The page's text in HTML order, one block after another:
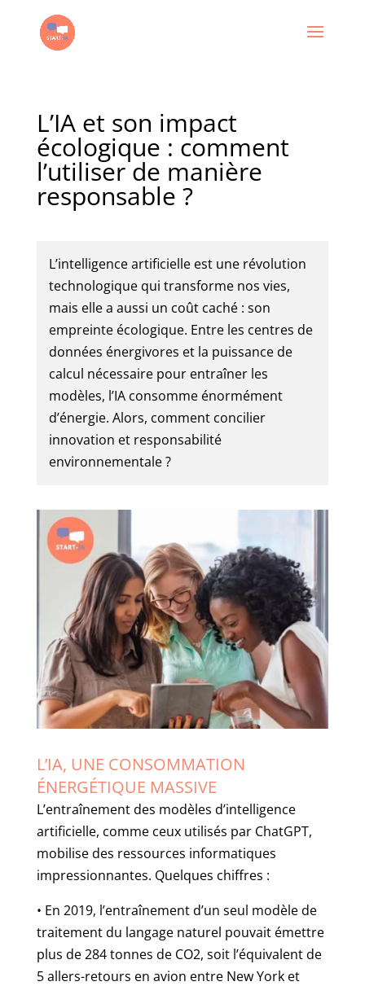
L’IA et son impact
écologique : comment
l’utiliser de manière
responsable ?
L’intelligence artificielle est une révolution
technologique qui transforme nos vies,
mais elle a aussi un coût caché : son
empreinte écologique. Entre les centres de
données énergivores et la puissance de
calcul nécessaire pour entraîner les
modèles, l’IA consomme énormément
d’énergie. Alors, comment concilier
innovation et responsabilité
environnementale ?
L’IA, UNE CONSOMMATION
ÉNERGÉTIQUE MASSIVE
L’entraînement des modèles d’intelligence
artificielle, comme ceux utilisés par ChatGPT,
mobilise des ressources informatiques
impressionnantes. Quelques chiffres :
• En 2019, l’entraînement d’un seul modèle de
traitement du langage naturel pouvait émettre
plus de 284 tonnes de CO2, soit l’équivalent de
5 allers-retours en avion entre New York et